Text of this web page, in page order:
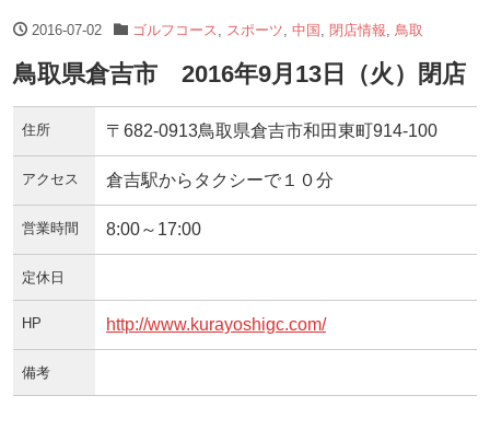
2016-07-02 ゴルフコース スポーツ 中国 閉店情報 鳥取
鳥取県倉吉市 2016年9月13日（火）閉店
住所 〒682-0913鳥取県倉吉市和田東町914-100
アクセス 倉吉駅からタクシーで１０分
営業時間 8:00～17:00
定休日
HP http://www.kurayoshigc.com/
備考